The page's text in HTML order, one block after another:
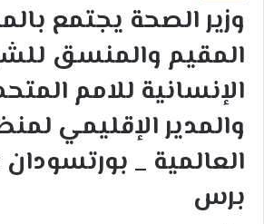
وزير الصحة يجتمع
المقيم والمنسق
الإنسانية للامم
والمدير الإقليمي
العالمية _
برس